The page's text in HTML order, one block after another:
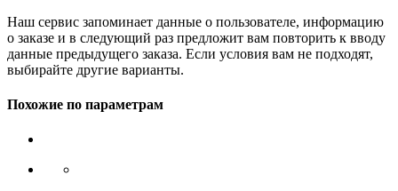
Наш сервис запоминает данные о пользователе, информацию
о заказе и в следующий раз предложит вам повторить к вводу
данные предыдущего заказа. Если условия вам не подходят,
выбирайте другие варианты.
Похожие по параметрам